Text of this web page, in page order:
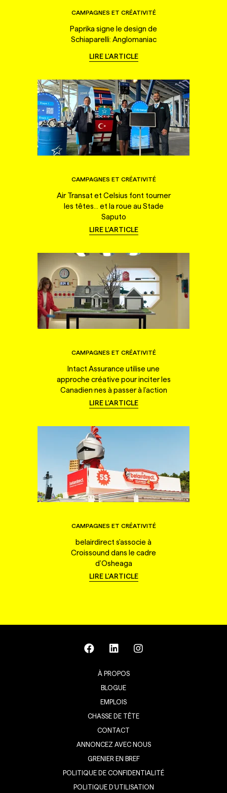
CAMPAGNES ET CRÉATIVITÉ
Paprika signe le design de
Schiaparelli: Anglomaniac
LIRE L'ARTICLE
CAMPAGNES ET CRÉATIVITÉ
Air Transat et Celsius font tourner
les têtes... et la roue au Stade
Saputo
LIRE L'ARTICLE
CAMPAGNES ET CRÉATIVITÉ
Intact Assurance utilise une
approche créative pour inciter les
Canadien·nes à passer à l'action
LIRE L'ARTICLE
CAMPAGNES ET CRÉATIVITÉ
belairdirect s'associe à
Croissound dans le cadre
d'Osheaga
LIRE L'ARTICLE
À PROPOS
BLOGUE
EMPLOIS
CHASSE DE TÊTE
CONTACT
ANNONCEZ AVEC NOUS
GRENIER EN BREF
POLITIQUE DE CONFIDENTIALITÉ
POLITIQUE D’UTILISATION